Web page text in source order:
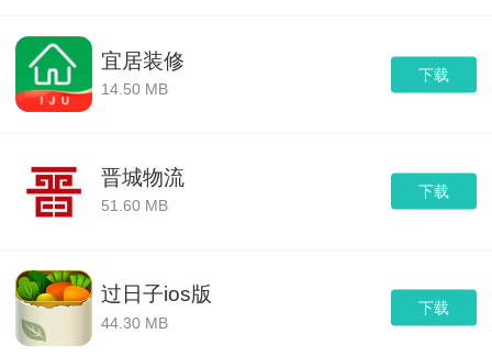
下载
宜居装修
14.50 MB
下载
晋城物流
51.60 MB
下载
过日子ios版
44.30 MB